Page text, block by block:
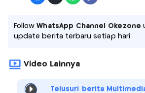
FollowWhatsApp Channel Okezone
update berita terbaru setiap hari
Video Lainnya
Telusuri berita